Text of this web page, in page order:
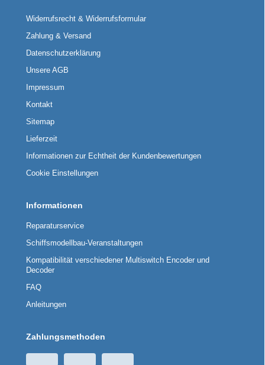
Widerrufsrecht & Widerrufsformular
Zahlung & Versand
Datenschutzerklärung
Unsere AGB
Impressum
Kontakt
Sitemap
Lieferzeit
Informationen zur Echtheit der Kundenbewertungen
Cookie Einstellungen
Informationen
Reparaturservice
Schiffsmodellbau-Veranstaltungen
Kompatibilität verschiedener Multiswitch Encoder und
Decoder
FAQ
Anleitungen
Zahlungsmethoden